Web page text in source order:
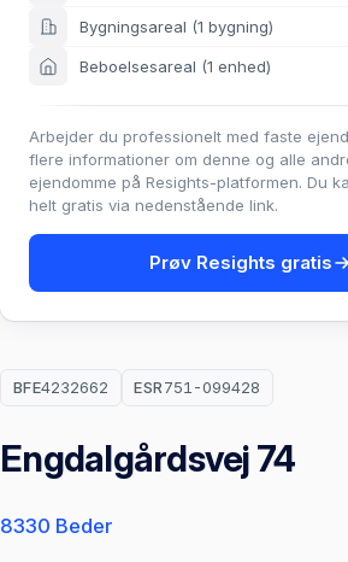
BFE4232662 ESR751-099428
Engdalgårdsvej 74
8330 Beder
Bygningsareal (1 bygning)
Beboelsesareal (1 enhed)
Arbejder du professionelt med faste
flere informationer om denne og alle
ejendomme på Resights-platformen. Du
helt gratis via nedenstående link.
Prøv Resights gratis